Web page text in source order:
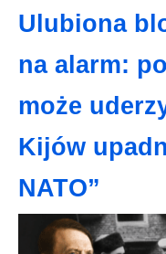
Ulubiona
na alarm:
może
Kijów
NATO”